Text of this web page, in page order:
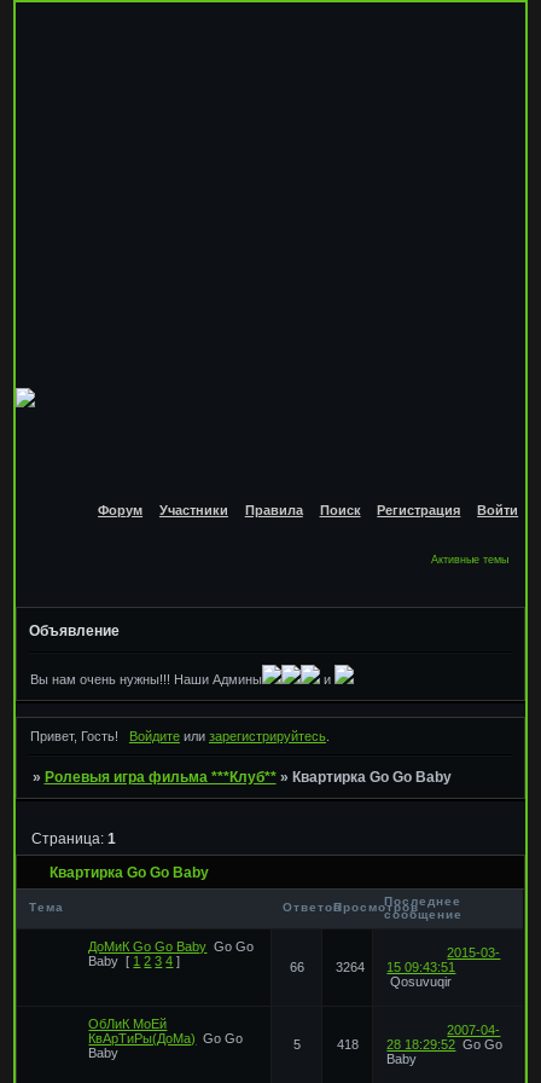
Форум Участники Правила Поиск Регистрация Войти
Активные темы
Объявление
Вы нам очень нужны!!! Наши Админы и
Привет, Гость! Войдитеили зарегистрируйтесь.
» Ролевыя игра фильма ***Клуб** » Квартирка Go Go Baby
Квартирка Go Go Baby
Страница: 1
Тема ОтветовПросмотровПоследнее
сообщение
ДоМиК Go Go Baby Go Go
Baby [ 1 2 3 4 ] 66 3264
2015-03-
15 09:43:51
Qosuvuqir
ОбЛиК МоЕй
КвАрТиРы(ДоМа)
Go Go
Baby
5 418
2007-04-
28 18:29:52 Go Go
Baby